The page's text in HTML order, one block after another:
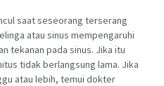
saat seseorang terserang
atau sinus mempengaruhi
tekanan pada sinus. Jika itu
tidak berlangsung lama. Jika
atau lebih, temui dokter